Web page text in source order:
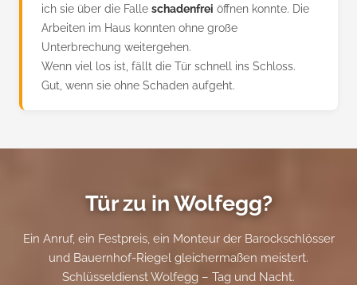
ich sie über die Falle schadenfrei öffnen konnte. Die
Arbeiten im Haus konnten ohne große
Unterbrechung weitergehen.
Wenn viel los ist, fällt die Tür schnell ins Schloss.
Gut, wenn sie ohne Schaden aufgeht.
Tür zu in Wolfegg?
Ein Anruf, ein Festpreis, ein Monteur der Barockschlösser
und Bauernhof-Riegel gleichermaßen meistert.
Schlüsseldienst Wolfegg – Tag und Nacht.